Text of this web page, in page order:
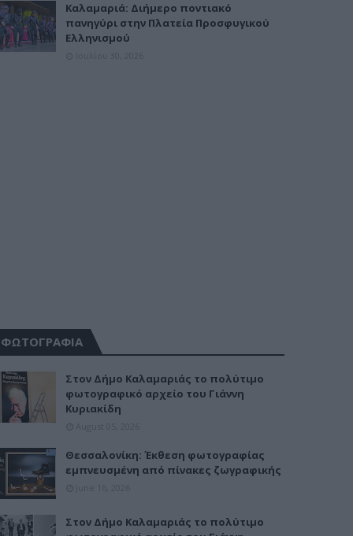
Καλαμαριά: Διήμερο ποντιακό
πανηγύρι στην Πλατεία Προσφυγικού
Ελληνισμού
ΦΩΤΟΓΡΑΦΙΑ
Στον Δήμο Καλαμαριάς το πολύτιμο
φωτογραφικό αρχείο του Γιάννη
Κυριακίδη
Θεσσαλονίκη: Έκθεση φωτογραφίας
εμπνευσμένη από πίνακες ζωγραφικής
Στον Δήμο Καλαμαριάς το πολύτιμο